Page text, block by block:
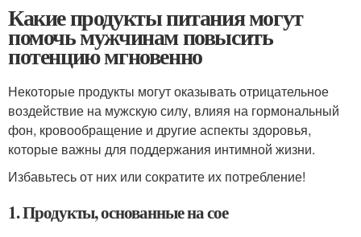
Какие продукты питания могут
помочь мужчинам повысить
потенцию мгновенно
Некоторые продукты могут оказывать отрицательное
воздействие на мужскую силу, влияя на гормональный
фон, кровообращение и другие аспекты здоровья,
которые важны для поддержания интимной жизни.
Избавьтесь от них или сократите их потребление!
1. Продукты, основанные на сое